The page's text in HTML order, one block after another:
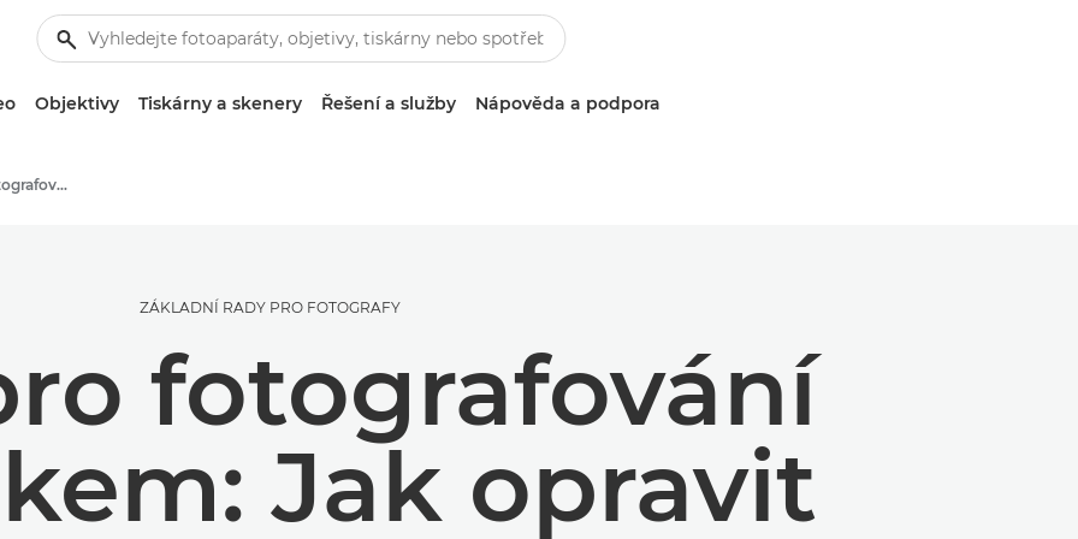
Objektivy Tiskárny a skenery Řešení a služby Nápověda a podpora
Tipy a techniky pro fotografování a tisk
ZÁKLADNÍ RADY PRO FOTOGRAFY
fotografování
Jak opravit